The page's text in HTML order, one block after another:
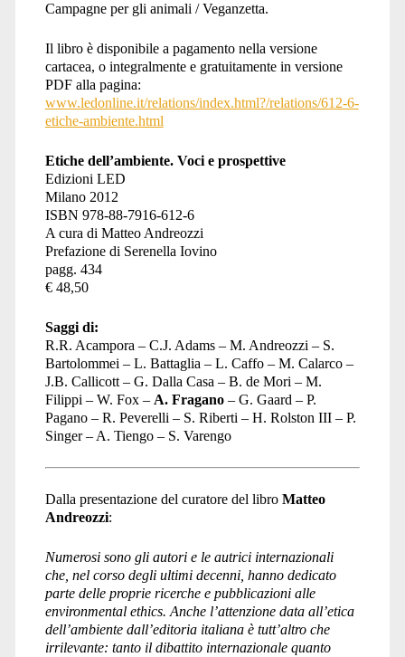
Campagne per gli animali / Veganzetta.
Il libro è disponibile a pagamento nella versione
cartacea, o integralmente e gratuitamente in versione
PDF alla pagina:
www.ledonline.it/relations/index.html?/relations/612-6-
etiche-ambiente.html
Etiche dell’ambiente. Voci e prospettive
Edizioni LED
Milano 2012
ISBN 978-88-7916-612-6
A cura di Matteo Andreozzi
Prefazione di Serenella Iovino
pagg. 434
€ 48,50
Saggi di:
R.R. Acampora – C.J. Adams – M. Andreozzi – S.
Bartolommei – L. Battaglia – L. Caffo – M. Calarco –
J.B. Callicott – G. Dalla Casa – B. de Mori – M.
Filippi – W. Fox – A. Fragano– G. Gaard – P.
Pagano – R. Peverelli – S. Riberti – H. Rolston III – P.
Singer – A. Tiengo – S. Varengo
Dalla presentazione del curatore del libro Matteo
Andreozzi:
Numerosi sono gli autori e le autrici internazionali
che, nel corso degli ultimi decenni, hanno dedicato
parte delle proprie ricerche e pubblicazioni alle
environmental ethics. Anche l’attenzione data all’etica
dell’ambiente dall’editoria italiana è tutt’altro che
irrilevante: tanto il dibattito internazionale quanto